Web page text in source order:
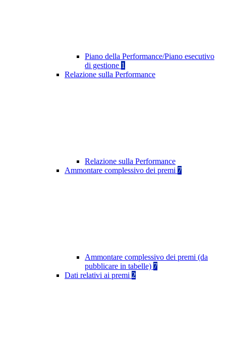
Piano della Performance/Piano esecutivo
di gestione 1
Relazione sulla Performance
Relazione sulla Performance
Ammontare complessivo dei premi 7
Ammontare complessivo dei premi (da
pubblicare in tabelle) 7
Dati relativi ai premi 2